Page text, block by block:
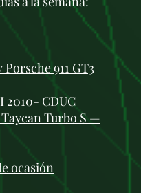
911 GT3
2010- CDUC
Turbo S —
ocasión